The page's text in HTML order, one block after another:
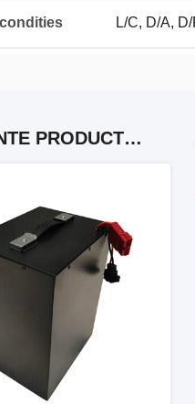
L/C, D/A,
VERWANTE PRODUCTEN